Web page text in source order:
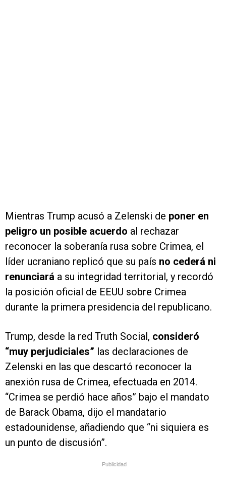
Mientras Trump acusó a Zelenski de poner en
peligro un posible acuerdo al rechazar
reconocer la soberanía rusa sobre Crimea, el
líder ucraniano replicó que su país no cederá ni
renunciará a su integridad territorial, y recordó
la posición oficial de EEUU sobre Crimea
durante la primera presidencia del republicano.
Trump, desde la red Truth Social, consideró
“muy perjudiciales” las declaraciones de
Zelenski en las que descartó reconocer la
anexión rusa de Crimea, efectuada en 2014.
“Crimea se perdió hace años” bajo el mandato
de Barack Obama, dijo el mandatario
estadounidense, añadiendo que “ni siquiera es
un punto de discusión”.
Publicidad